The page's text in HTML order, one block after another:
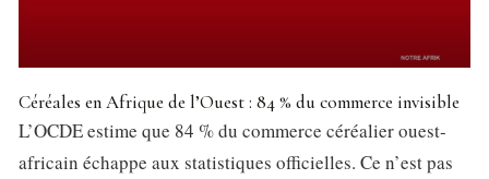
Céréales en Afrique de l’Ouest : 84 % du commerce invisible
L’OCDE estime que 84 % du commerce céréalier ouest-
africain échappe aux statistiques officielles. Ce n’est pas